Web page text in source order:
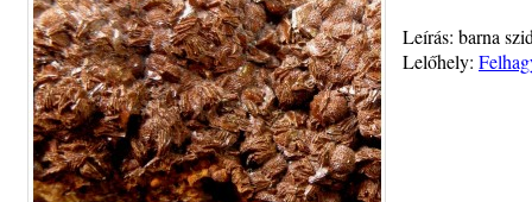
Leírás: barna
Lelőhely: